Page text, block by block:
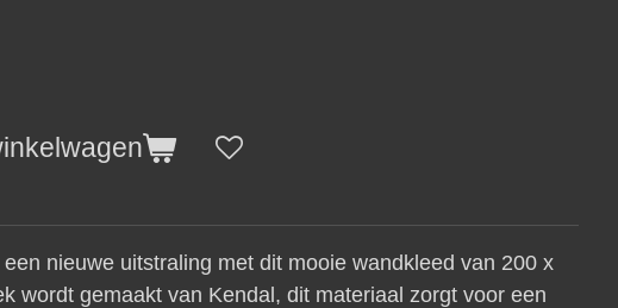
nieuwe uitstraling met dit mooie wandkleed van 200 x
wordt gemaakt van Kendal, dit materiaal zorgt voor een